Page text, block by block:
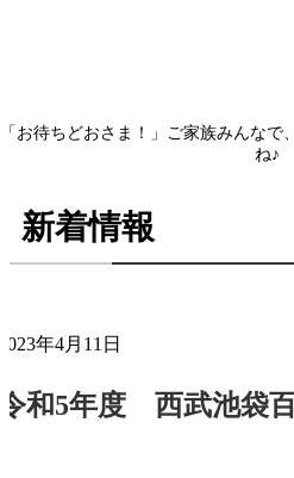
「お待ちどおさま！」ご家族みんなで
ね♪
新着情報
年4月11日
和5年度 西武池袋